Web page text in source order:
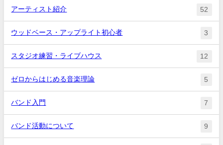
アーティスト紹介 52
ウッドベース・アップライト初心者 3
スタジオ練習・ライブハウス 12
ゼロからはじめる音楽理論 5
バンド入門 7
バンド活動について 9